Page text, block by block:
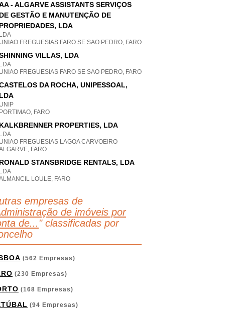
- ALGARVE ASSISTANTS SERVIÇOS
DE GESTÃO E MANUTENÇÃO DE
PROPRIEDADES, LDA
LDA
UNIAO FREGUESIAS FARO SE SAO PEDRO, FARO
VILLAS, LDA
LDA
UNIAO FREGUESIAS FARO SE SAO PEDRO, FARO
DA ROCHA, UNIPESSOAL,
LDA
UNIP
PORTIMAO, FARO
KALKBRENNER PROPERTIES, LDA
LDA
UNIAO FREGUESIAS LAGOA CARVOEIRO
FARO
RONALD STANSBRIDGE RENTALS, LDA
LDA
LOULE, FARO
empresas de
de imóveis por
de... " classificadas por
(562 Empresas)
(230 Empresas)
(168 Empresas)
(94 Empresas)